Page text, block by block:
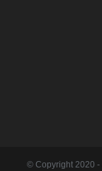
© Copyright 2020 -